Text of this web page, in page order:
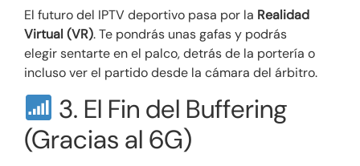
El futuro del IPTV deportivo pasa por la Realidad
Virtual (VR). Te pondrás unas gafas y podrás
elegir sentarte en el palco, detrás de la portería o
incluso ver el partido desde la cámara del árbitro.
3. El Fin del Buffering
(Gracias al 6G)